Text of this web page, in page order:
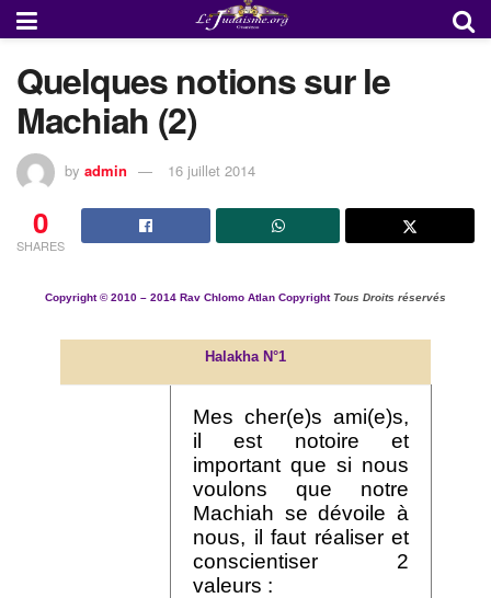
Quelques notions sur le
Machiah (2)
by admin 16 juillet 2014
0
SHARES
Copyright ©2010 – 2014 Rav Chlomo Atlan Copyright Tous Droits réservés
Halakha N°1
Mes cher(e)s ami(e)s,
il est notoire et
important que si nous
voulons que notre
Machiah se dévoile à
nous, il faut réaliser et
conscientiser 2
valeurs :